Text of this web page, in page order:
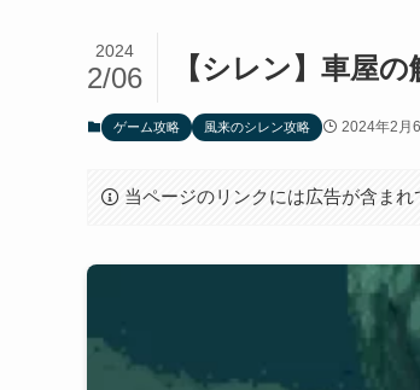
【シレン】車屋
2024
2/06
ゲーム攻略 風来のシレン攻略 2024年2月
当ページのリンクには広告が含まれ